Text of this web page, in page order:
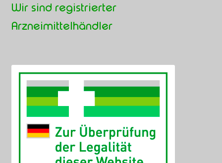
Wir sind registrierter
Arzneimittelhändler